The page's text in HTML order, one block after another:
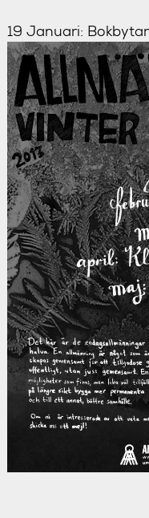
19 Januari: